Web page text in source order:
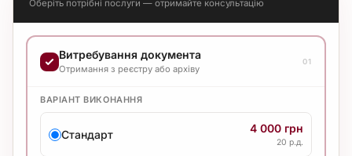
Оберіть потрібні послуги — отримайте консультацію
Витребування документа
Отримання з реєстру або архіву
01
ВАРІАНТ ВИКОНАННЯ
Стандарт 4 000 грн
20 р.д.